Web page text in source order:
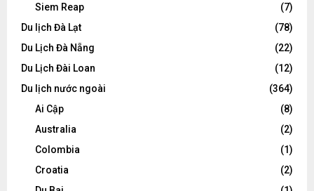
Siem Reap
(7)
Du lịch Đà Lạt
(78)
Du Lịch Đà Nẵng
(22)
Du Lịch Đài Loan
(12)
Du lịch nước ngoài
(364)
Ai Cập
(8)
Australia
(2)
Colombia
(1)
Croatia
(2)